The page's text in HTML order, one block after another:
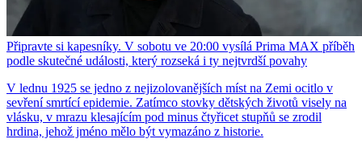
Připravte si kapesníky. V sobotu ve 20:00 vysílá Prima MAX příběh
podle skutečné události, který rozseká i ty nejtvrdší povahy
V lednu 1925 se jedno z nejizolovanějších míst na Zemi ocitlo v
sevření smrtící epidemie. Zatímco stovky dětských životů visely na
vlásku, v mrazu klesajícím pod minus čtyřicet stupňů se zrodil
hrdina, jehož jméno mělo být vymazáno z historie.